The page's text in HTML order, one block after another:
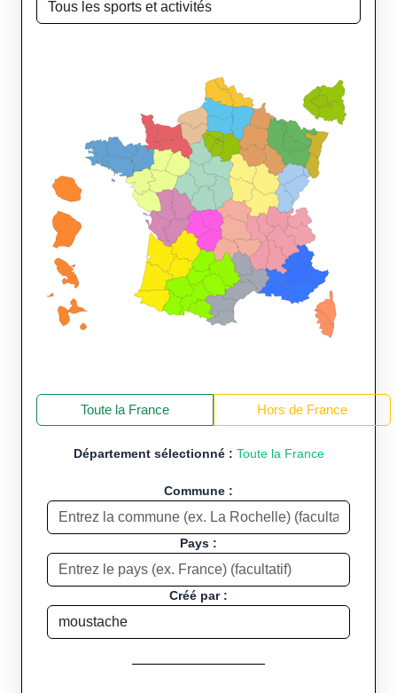
Toute la France Hors de France
Département sélectionné : Toute la France
Commune :
Pays :
Créé par :